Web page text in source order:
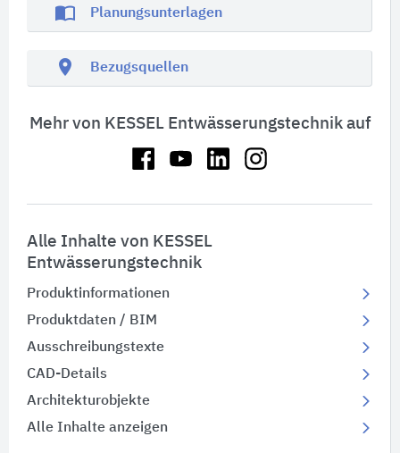
import_contacts Planungsunterlagen
location_on Bezugsquellen
Mehr von KESSEL Entwässerungstechnik auf
Alle Inhalte von KESSEL
Entwässerungstechnik
Produktinformationen
Produktdaten / BIM
Ausschreibungstexte
CAD-Details
Architekturobjekte
Alle Inhalte anzeigen